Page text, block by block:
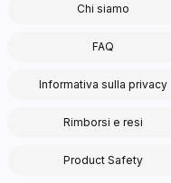
Chi siamo
FAQ
Informativa sulla privacy
Rimborsi e resi
Product Safety